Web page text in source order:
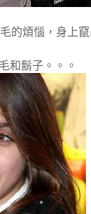
的煩惱，身上
和鬍子。。。